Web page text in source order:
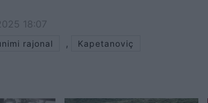
18:07
rajonal , Kapetanoviç